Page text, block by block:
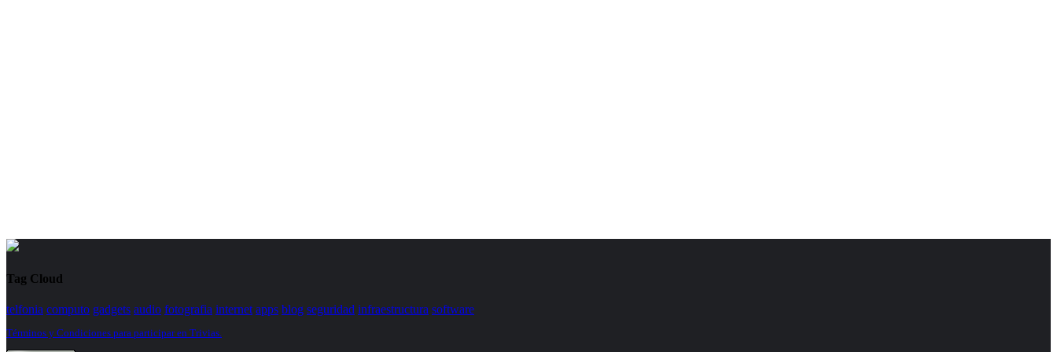
Tag Cloud
telfonia computo gadgets audio fotografia internet apps blog seguridad infraestructura software
Términos y Condiciones para participar en Trivias.